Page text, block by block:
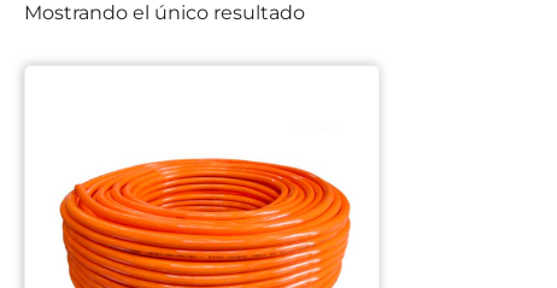
Mostrando el único resultado